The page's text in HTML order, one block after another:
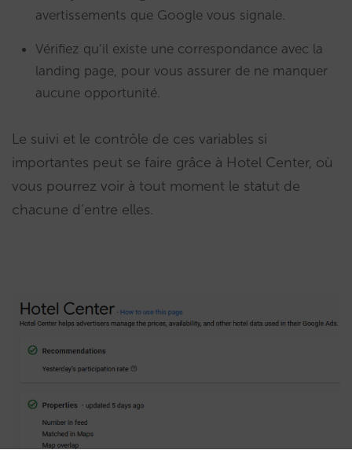
avertissements que Google vous signale.
Vérifiez qu’il existe une correspondance avec la
landing page, pour vous assurer de ne manquer
aucune opportunité.
Le suivi et le contrôle de ces variables si
importantes peut se faire grâce à Hotel Center, où
vous pourrez voir à tout moment le statut de
chacune d’entre elles.